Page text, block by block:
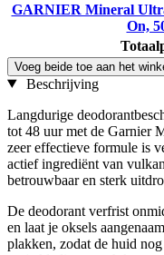
GARNIER Mineral
On,
Voeg beide toe aan het
Beschrijving
Langdurige
tot 48 uur met de Garnier
zeer effectieve formule is
actief ingrediënt van
betrouwbaar en sterk
De deodorant verfrist
en laat je oksels
plakken, zodat de huid